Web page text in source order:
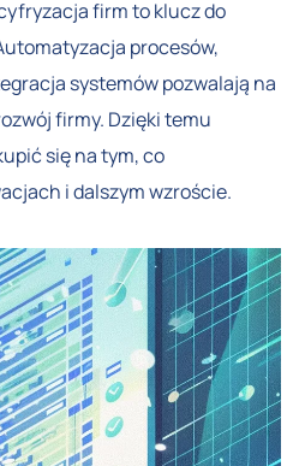
firm to klucz do
procesów,
systemów pozwalają na
firmy. Dzięki temu
się na tym, co
i dalszym wzroście.